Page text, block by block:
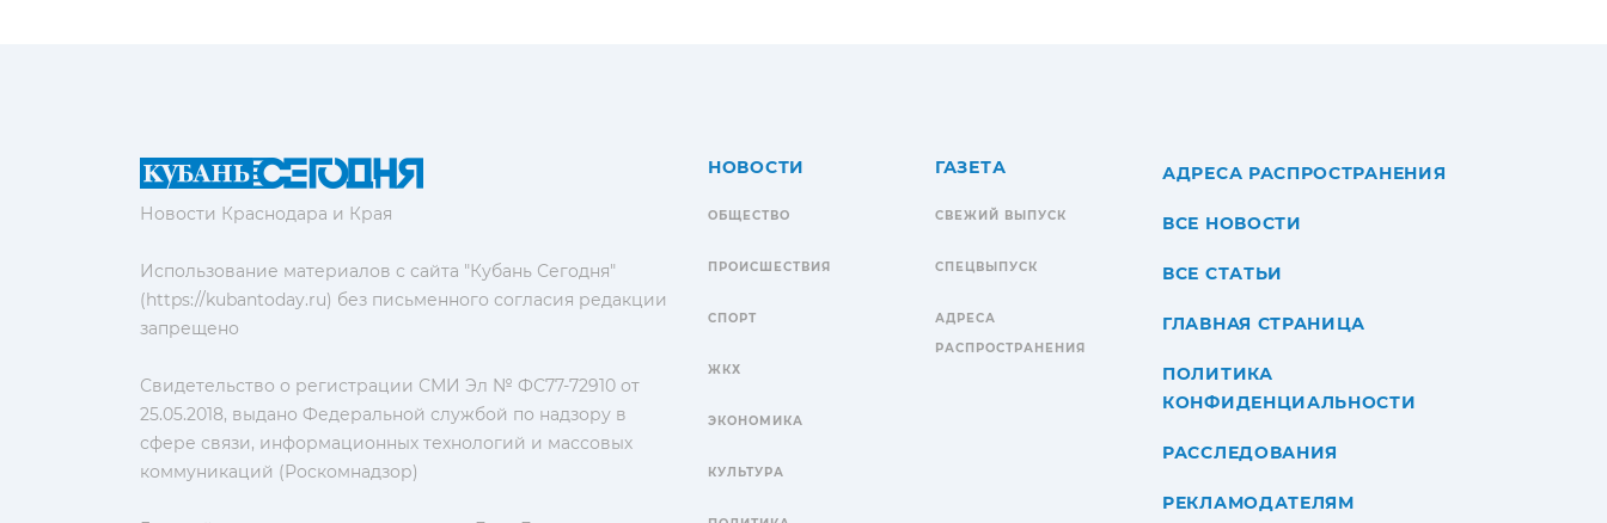
Новости Краснодара и Края
Использование материалов с сайта "Кубань Сегодня"
(https://kubantoday.ru) без письменного согласия редакции
запрещено
Свидетельство о регистрации СМИ Эл № ФС77-72910 от
25.05.2018, выдано Федеральной службой по надзору в
сфере связи, информационных технологий и массовых
коммуникаций (Роскомнадзор)
НОВОСТИ
ОБЩЕСТВО
ПРОИСШЕСТВИЯ
СПОРТ
ЖКХ
ЭКОНОМИКА
КУЛЬТУРА
ГАЗЕТА
СВЕЖИЙ ВЫПУСК
СПЕЦВЫПУСК
АДРЕСА
РАСПРОСТРАНЕНИЯ
АДРЕСА РАСПРОСТРАНЕНИЯ
ВСЕ НОВОСТИ
ВСЕ СТАТЬИ
ГЛАВНАЯ СТРАНИЦА
ПОЛИТИКА
КОНФИДЕНЦИАЛЬНОСТИ
РАССЛЕДОВАНИЯ
РЕКЛАМОДАТЕЛЯМ